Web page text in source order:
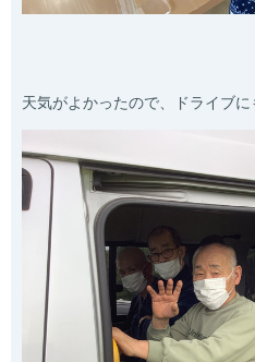
天気がよかったので、ドライブに